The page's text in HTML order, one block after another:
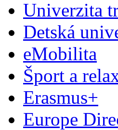
Univerzita
Detská
eMobilita
Šport a
Erasmus+
Europe